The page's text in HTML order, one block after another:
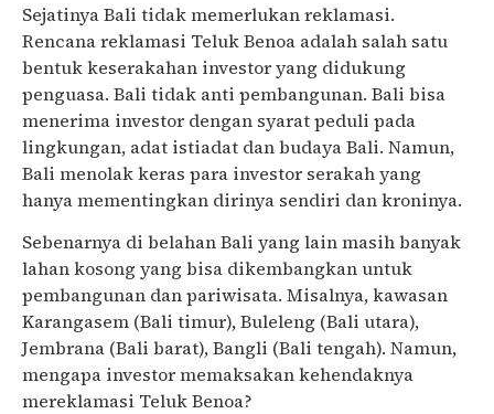
Sejatinya Bali tidak memerlukan reklamasi.
Rencana reklamasi Teluk Benoa adalah salah satu
bentuk keserakahan investor yang didukung
penguasa. Bali tidak anti pembangunan. Bali bisa
menerima investor dengan syarat peduli pada
lingkungan, adat istiadat dan budaya Bali. Namun,
Bali menolak keras para investor serakah yang
hanya mementingkan dirinya sendiri dan kroninya.
Sebenarnya di belahan Bali yang lain masih banyak
lahan kosong yang bisa dikembangkan untuk
pembangunan dan pariwisata. Misalnya, kawasan
Karangasem (Bali timur), Buleleng (Bali utara),
Jembrana (Bali barat), Bangli (Bali tengah). Namun,
mengapa investor memaksakan kehendaknya
mereklamasi Teluk Benoa?